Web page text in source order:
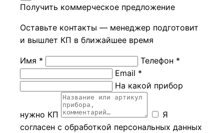
Получить коммерческое предложение
Оставьте контакты — менеджер подготовит
и вышлет КП в ближайшее время
Имя *
Телефон *
Email *
На какой прибор
нужно КП
Я
согласен с обработкой персональных данных